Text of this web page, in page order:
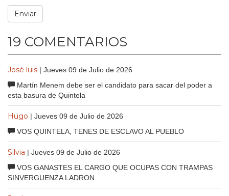
19 COMENTARIOS
José luis | Jueves 09 de Julio de 2026
Martín Menem debe ser el candidato para sacar del poder a
esta basura de Quintela
Hugo | Jueves 09 de Julio de 2026
VOS QUINTELA, TENES DE ESCLAVO AL PUEBLO
Silvia | Jueves 09 de Julio de 2026
VOS GANASTES EL CARGO QUE OCUPAS CON TRAMPAS
SINVERGUENZA LADRON